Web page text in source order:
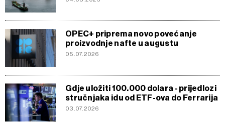
OPEC+ priprema novo povećanje
proizvodnje nafte u augustu
05.07.2026
Gdje uložiti 100.000 dolara - prijedlozi
stručnjaka idu od ETF-ova do Ferrarija
03.07.2026